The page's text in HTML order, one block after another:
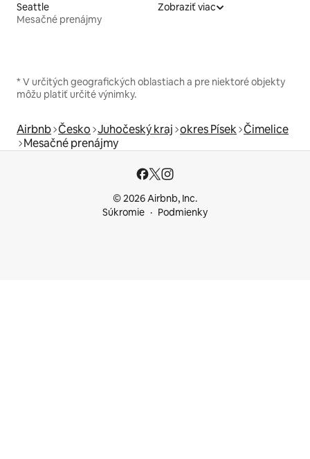
Seattle
Mesačné prenájmy
Zobraziť viac
* V určitých geografických oblastiach a pre niektoré objekty
môžu platiť určité výnimky.
Airbnb Česko Juhočeský kraj okres Písek Čimelice
Mesačné prenájmy
© 2026 Airbnb, Inc.
Súkromie
Podmienky